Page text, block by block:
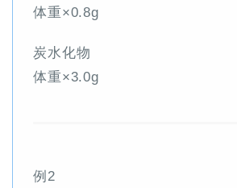
体重×0.8g
炭水化物
体重×3.0g
例2